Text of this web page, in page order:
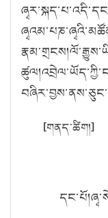
རྣམ་གྲངས།
ཚུལ།
[གནད་ཚིག།]
དང་པོ།